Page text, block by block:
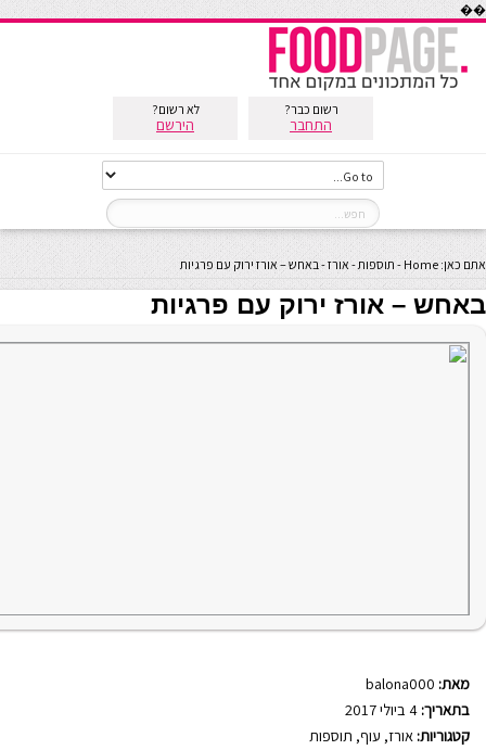
��
רשום כבר?
התחבר
לא רשום?
הירשם
אתם כאן: Home
- תוספות-אורז-באחש – אורז ירוק עם פרגיות
באחש – אורז ירוק עם פרגיות
מאת: balona000
בתאריך:
קטגוריות: אורז, עוף, תוספות